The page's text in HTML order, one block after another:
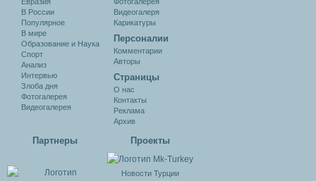
В России
Популярное
В мире
Образование и Наука
Спорт
Анализ
Интервью
Злоба дня
Фотогалерея
Видеогалерея
Видеогалеря
Карикатуры
Персоналии
Комментарии
Авторы
Cтраницы
О нас
Контакты
Реклама
Архив
Партнеры Проекты
Новости Турции